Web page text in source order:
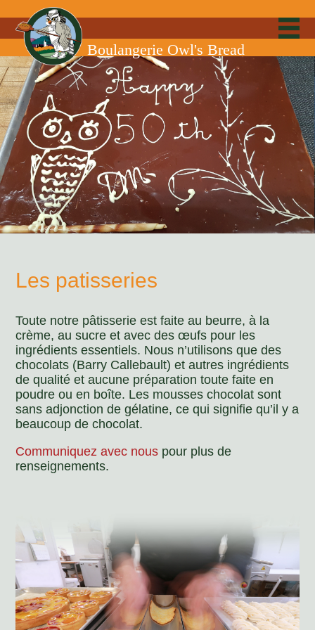
Boulangerie Owl's Bread
Les patisseries
Toute notre pâtisserie est faite au beurre, à la
crème, au sucre et avec des œufs pour les
ingrédients essentiels. Nous n’utilisons que des
chocolats (Barry Callebault) et autres ingrédients
de qualité et aucune préparation toute faite en
poudre ou en boîte. Les mousses chocolat sont
sans adjonction de gélatine, ce qui signifie qu’il y a
beaucoup de chocolat.
Communiquez avec nous pour plus de
renseignements.